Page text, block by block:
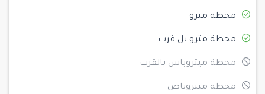
محطة مترو
محطة مترو بل قرب
محطة ميتروباس بالقرب
محطة ميتروباص